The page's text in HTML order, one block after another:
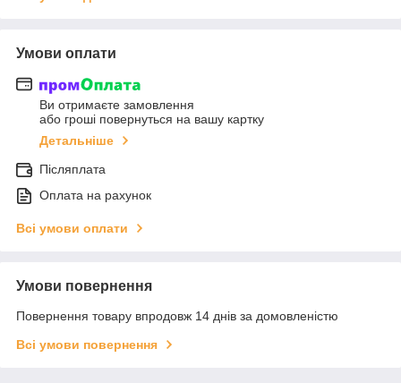
Умови оплати
Ви отримаєте замовлення
або гроші повернуться на вашу картку
Детальніше
Післяплата
Оплата на рахунок
Всі умови оплати
Умови повернення
Повернення товару впродовж 14 днів за домовленістю
Всі умови повернення